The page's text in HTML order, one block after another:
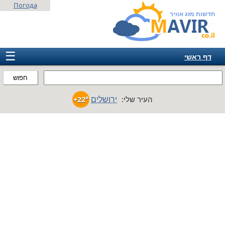
חדשות מזג אוויר
חפוש
Погода
☰
דף ראשי
אמריקה
העיר שלי: ירושלים +22°